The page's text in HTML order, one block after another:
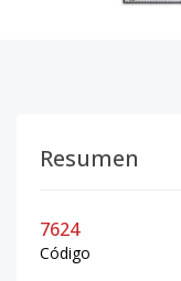
Resumen
7624
Código